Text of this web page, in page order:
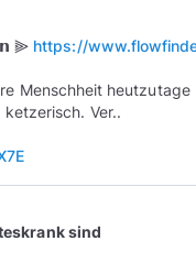
⫸ https://
Menschheit heutzutage
Ver..
sind